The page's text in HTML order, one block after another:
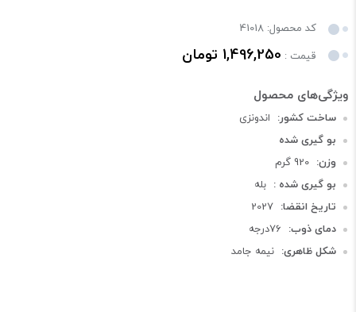
کد محصول: 41018
قیمت : 1,496,250 تومان
ساخت کشور: اندونزی
بو گیری شده
وزن: 920 گرم
بو گیری شده : بله
تاریخ انقضا: 2027
دمای ذوب: 76درجه
شکل ظاهری: نیمه جامد